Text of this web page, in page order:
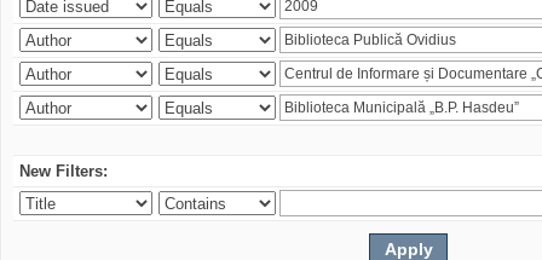
New Filters: